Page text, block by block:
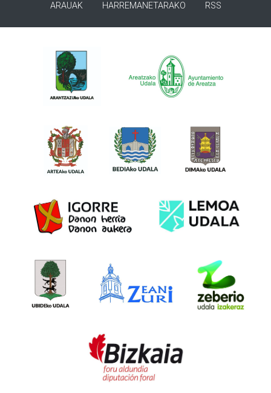
ARAUAK HARREMANETARAKO RSS